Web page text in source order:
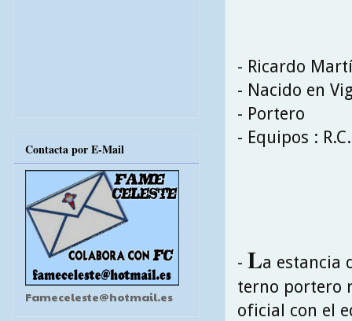
- Ricardo
- Nacido en
- Portero
- Equipos :
- La estancia
terno portero
oficial con el
Contacta por E-Mail
Fameceleste@hotmail.es